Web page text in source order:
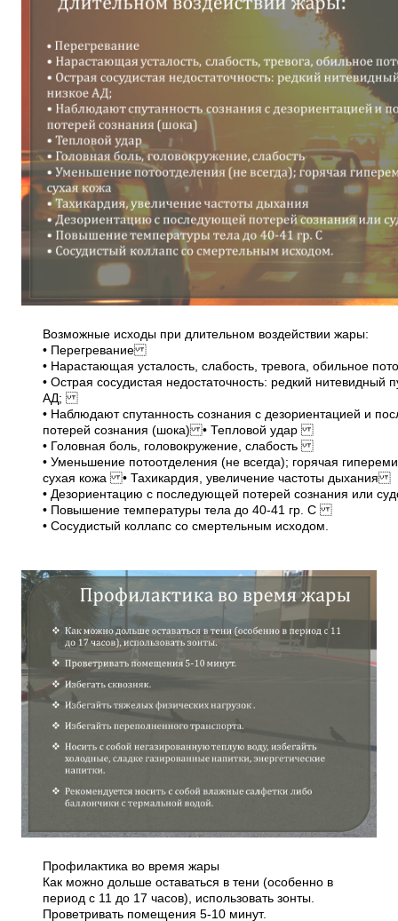
Возможные исходы при длительном воздействии жары:
• Перегревание
• Нарастающая усталость, слабость, тревога, обильное
• Острая сосудистая недостаточность: редкий нитевидный
АД;
• Наблюдают спутанность сознания с дезориентацией и
потерей сознания (шока) • Тепловой удар
• Головная боль, головокружение, слабость
• Уменьшение потоотделения (не всегда); горячая
сухая кожа • Тахикардия, увеличение частоты дыхания
• Дезориентацию с последующей потерей сознания или
• Повышение температуры тела до 40-41 гр. С
• Сосудистый коллапс со смертельным исходом.
Профилактика во время жары
Как можно дольше оставаться в тени (особенно в
период с 11 до 17 часов), использовать зонты.
Проветривать помещения 5-10 минут.